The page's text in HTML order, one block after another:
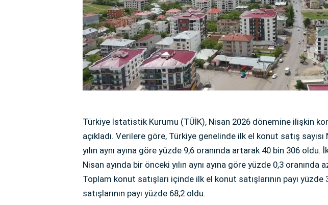
Türkiye İstatistik Kurumu (TÜİK), Nisan 2026 dönemine ilişkin
açıkladı. Verilere göre, Türkiye genelinde ilk el konut satış sayısı
yılın aynı ayına göre yüzde 9,6 oranında artarak 40 bin 306 oldu.
Nisan ayında bir önceki yılın aynı ayına göre yüzde 0,3 oranında
Toplam konut satışları içinde ilk el konut satışlarının payı yüzde
satışlarının payı yüzde 68,2 oldu.